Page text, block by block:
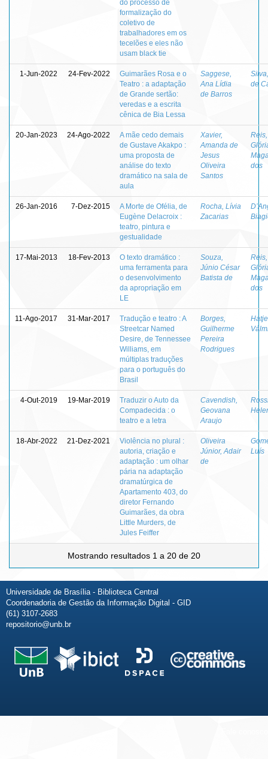
do processo de
formalização do
coletivo de
trabalhadores em os
tecelões e eles não
usam black tie
1-Jun-2022 24-Fev-2022
Guimarães Rosa e o
Teatro : a adaptação
de Grande sertão:
veredas e a escrita
cênica de Bia Lessa
Saggese,
Ana Lídia
de Barros
de
20-Jan-2023 24-Ago-2022
A mãe cedo demais
de Gustave Akakpo :
uma proposta de
análise do texto
dramático na sala de
aula
Xavier,
Amanda de
Jesus
Oliveira
Santos
dos
26-Jan-2016 7-Dez-2015
A Morte de Ofélia, de
Eugène Delacroix :
teatro, pintura e
gestualidade
Rocha, Lívia
Zacarias
17-Mai-2013 18-Fev-2013
O texto dramático :
uma ferramenta para
o desenvolvimento
da apropriação em
LE
Souza,
Júnio César
Batista de
dos
11-Ago-2017 31-Mar-2017
Tradução e teatro : A
Streetcar Named
Desire, de Tennessee
Williams, em
múltiplas traduções
para o português do
Brasil
Borges,
Guilherme
Pereira
Rodrigues
4-Out-2019 19-Mar-2019
Traduzir o Auto da
Compadecida : o
teatro e a letra
Cavendish,
Geovana
Araujo
18-Abr-2022 21-Dez-2021
Violência no plural :
autoria, criação e
adaptação : um olhar
pária na adaptação
dramatúrgica de
Apartamento 403, do
diretor Fernando
Guimarães, da obra
Little Murders, de
Jules Feiffer
Oliveira
Júnior, Adair
de
Luís
Mostrando resultados 1 a 20 de 20
Universidade de Brasília - Biblioteca Central
Coordenadoria de Gestão da Informação Digital - GID
(61) 3107-2683
repositorio@unb.br